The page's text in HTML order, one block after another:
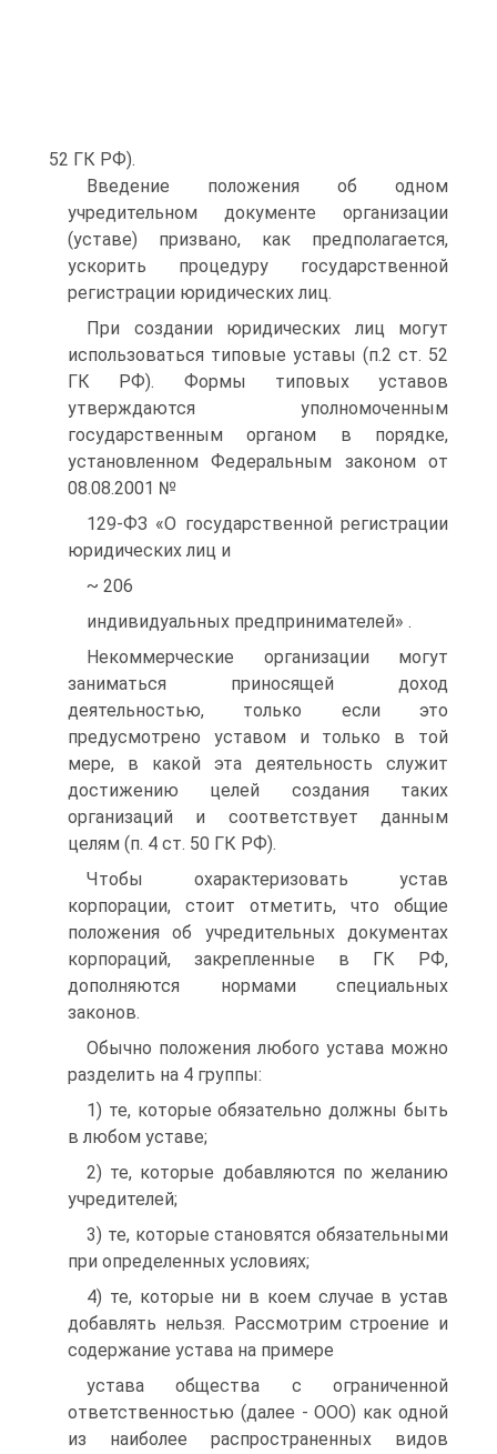
52 ГК РФ).
Введение положения об одном
учредительном документе организации
(уставе) призвано, как предполагается,
ускорить процедуру государственной
регистрации юридических лиц.
При создании юридических лиц могут
использоваться типовые уставы (п.2 ст. 52
ГК РФ). Формы типовых уставов
утверждаются уполномоченным
государственным органом в порядке,
установленном Федеральным законом от
08.08.2001 №
129-ФЗ «О государственной регистрации
юридических лиц и
~ 206
индивидуальных предпринимателей» .
Некоммерческие организации могут
заниматься приносящей доход
деятельностью, только если это
предусмотрено уставом и только в той
мере, в какой эта деятельность служит
достижению целей создания таких
организаций и соответствует данным
целям (п. 4 ст. 50 ГК РФ).
Чтобы охарактеризовать устав
корпорации, стоит отметить, что общие
положения об учредительных документах
корпораций, закрепленные в ГК РФ,
дополняются нормами специальных
законов.
Обычно положения любого устава можно
разделить на 4 группы:
1) те, которые обязательно должны быть
в любом уставе;
2) те, которые добавляются по желанию
учредителей;
3) те, которые становятся обязательными
при определенных условиях;
4) те, которые ни в коем случае в устав
добавлять нельзя. Рассмотрим строение и
содержание устава на примере
устава общества с ограниченной
ответственностью (далее - ООО) как одной
из наиболее распространенных видов